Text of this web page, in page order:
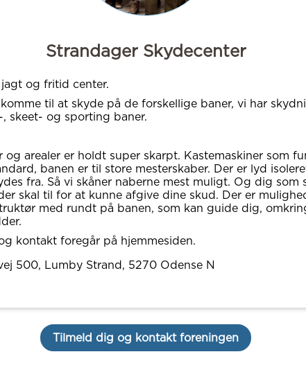
Strandager Skydecenter
og fritid center.
til at skyde på de forskellige baner, vi har
skeet- og sporting baner.
og arealer er holdt super skarpt. Kastemaskiner som
banen er til store mesterskaber. Der er lyd
fra. Så vi skåner naberne mest muligt. Og dig som
skal til for at kunne afgive dine skud. Der er
med rundt på banen, som kan guide dig,
kontakt foregår på hjemmesiden.
500, Lumby Strand, 5270Odense N
Tilmeld dig og kontakt foreningen